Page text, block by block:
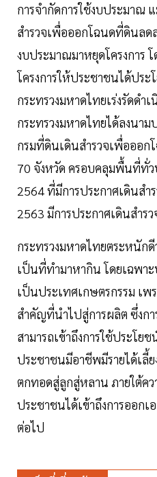
การจำกัดการใช้งบประมาณ
สำรวจเพื่อออกโฉนดที่ดินลด
งบประมาณมาหยุดโครงการ
โครงการให้ประชาชนได้ปร
กระทรวงมหาดไทยเร่งรัดด
กระทรวงมหาดไทยได้ลงนา
กรมที่ดินเดินสำรวจเพื่อออ
70 จังหวัด ครอบคลุมพื้นที่ทั่
2564 ที่มีการประกาศเดินสำ
2563 มีการประกาศเดินสำร
กระทรวงมหาดไทยตระหนัก
เป็นที่ทำมาหากิน โดยเฉพา
เป็นประเทศเกษตรกรรม เ
สำคัญที่นำไปสู่การผลิต ซึ่งก
สามารถเข้าถึงการใช้ประโย
ประชาชนมีอาชีพมีรายได้เลี้
ตกทอดสู่ลูกสู่หลาน ภายใต้คว
ประชาชนได้เข้าถึงการออก
ต่อไป